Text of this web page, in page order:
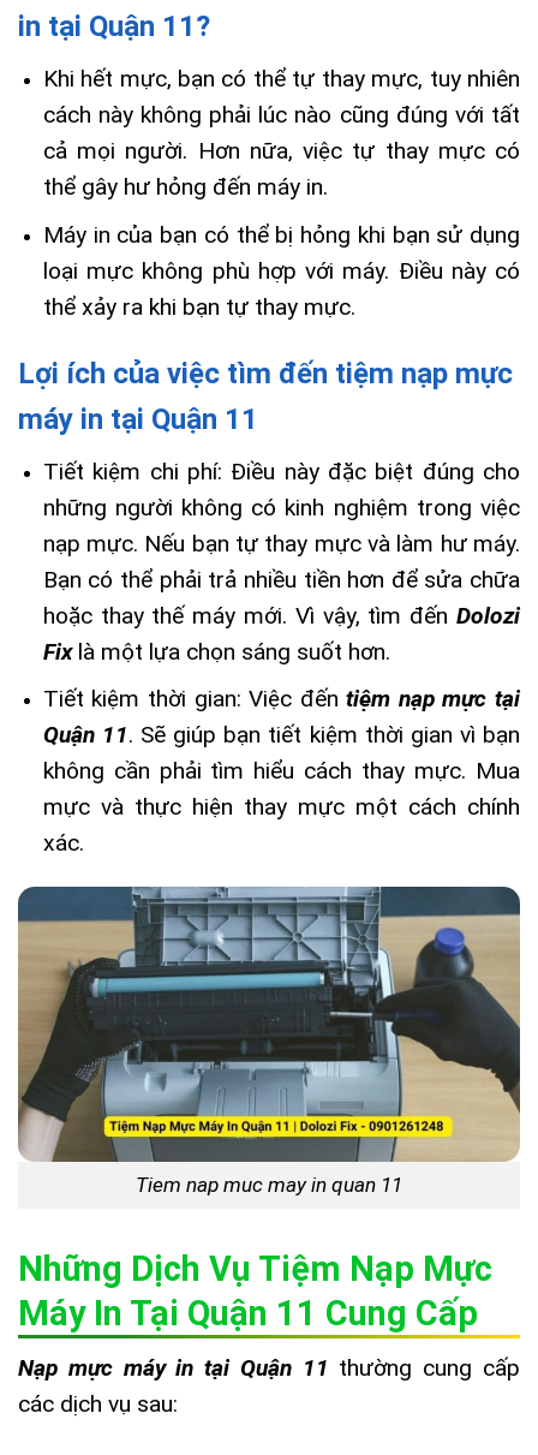
in tại Quận 11?
Khi hết mực, bạn có thể tự thay mực, tuy nhiên
cách này không phải lúc nào cũng đúng với tất
cả mọi người. Hơn nữa, việc tự thay mực có
thể gây hư hỏng đến máy in.
Máy in của bạn có thể bị hỏng khi bạn sử dụng
loại mực không phù hợp với máy. Điều này có
thể xảy ra khi bạn tự thay mực.
Lợi ích của việc tìm đến tiệm nạp mực
máy in tại Quận 11
Tiết kiệm chi phí: Điều này đặc biệt đúng cho
những người không có kinh nghiệm trong việc
nạp mực. Nếu bạn tự thay mực và làm hư máy.
Bạn có thể phải trả nhiều tiền hơn để sửa chữa
hoặc thay thế máy mới. Vì vậy, tìm đến Dolozi
Fixlà một lựa chọn sáng suốt hơn.
Tiết kiệm thời gian: Việc đếntiệm nạp mực tại
Quận 11. Sẽ giúp bạn tiết kiệm thời gian vì bạn
không cần phải tìm hiểu cách thay mực. Mua
mực và thực hiện thay mực một cách chính
xác.
Tiem nap muc may in quan 11
Những Dịch Vụ Tiệm Nạp Mực
Máy In Tại Quận 11 Cung Cấp
Nạp mực máy in tại Quận 11 thường cung cấp
các dịch vụ sau: